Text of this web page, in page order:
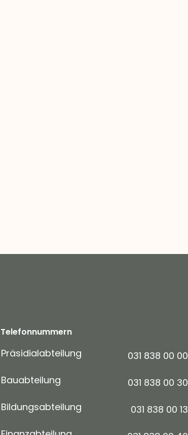
Telefonnummern
Präsidialabteilung
031 838 00 00
Bauabteilung
031 838 00 30
Bildungsabteilung
031 838 00 13